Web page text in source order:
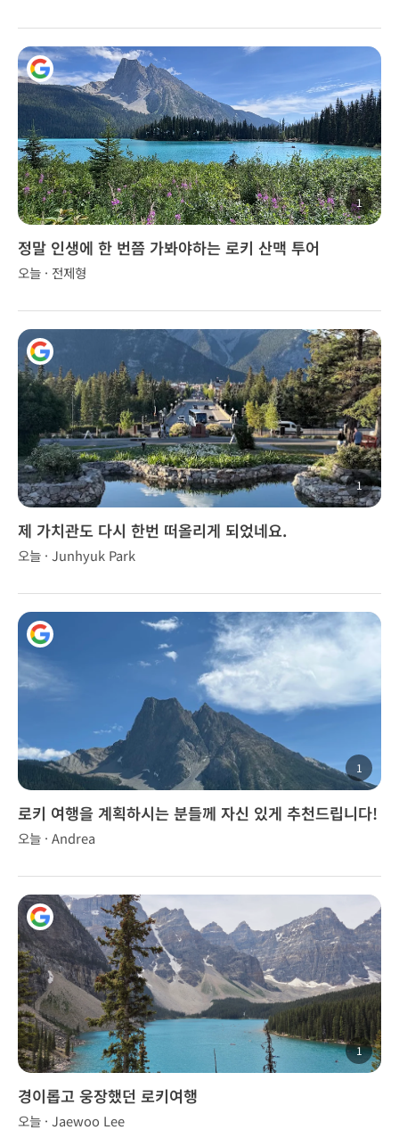
1
정말 인생에 한 번쯤 가봐야하는 로키 산맥 투어
오늘 · 전제형
1
제 가치관도 다시 한번 떠올리게 되었네요.
오늘 · Junhyuk Park
1
로키 여행을 계획하시는 분들께 자신 있게 추천드립니다!
오늘 · Andrea
1
경이롭고 웅장했던 로키여행
오늘 · Jaewoo Lee